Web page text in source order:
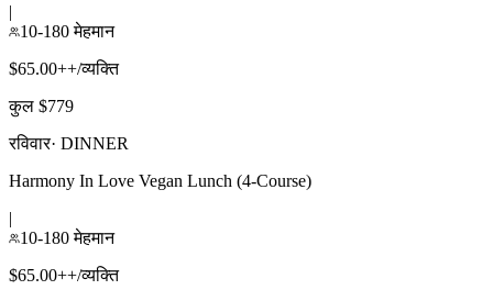
|
10-180 मेहमान
$65.00++/व्यक्ति
कुल $779
रविवार· DINNER
Harmony In Love Vegan Lunch (4-Course)
|
10-180 मेहमान
$65.00++/व्यक्ति